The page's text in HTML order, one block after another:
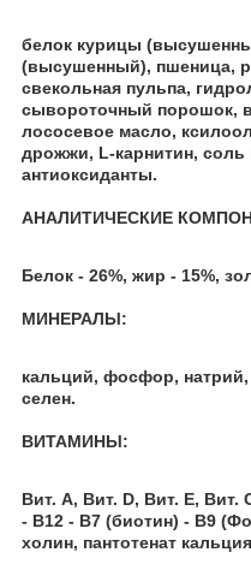
белок курицы
(высушенный), пшеница,
свекольная пульпа,
сывороточный порошок,
лососевое масло,
дрожжи, L-карнитин,
антиоксиданты.
АНАЛИТИЧЕСКИЕ
Белок - 26%, жир - 15%,
МИНЕРАЛЫ:
кальций, фосфор,
селен.
ВИТАМИНЫ:
Вит. А, Вит. D, Вит. Е, Вит.
- B12 - B7 (биотин) - B9
холин, пантотенат